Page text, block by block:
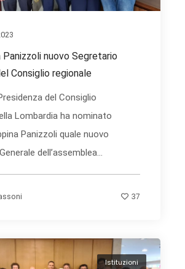
Panizzoli nuovo Segretario
Consiglio regionale
del Consiglio
Lombardia ha nominato
Panizzoli quale nuovo
dell’assemblea...
37
Istituzioni